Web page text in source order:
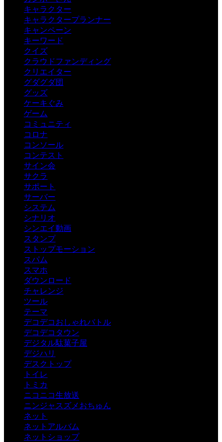
キャラクター
キャラクタープランナー
キャンペーン
キーワード
クイズ
クラウドファンディング
クリエイター
グダグダ団
グッズ
ケーキぐみ
ゲーム
コミュニティ
コロナ
コンソール
コンテスト
サイン会
サクラ
サポート
サーバー
システム
シナリオ
シンエイ動画
スタンプ
ストップモーション
スパム
スマホ
ダウンロード
チャレンジ
ツール
テーマ
デコデコおしゃれバトル
デコデコタウン
デジタル駄菓子屋
デジハリ
デスクトップ
トイレ
トミカ
ニコニコ生放送
ニンジャスズメおちゅん
ネット
ネットアルバム
ネットショップ